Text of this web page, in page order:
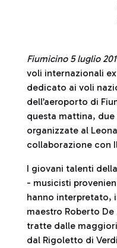
Fiumicino 5 luglio
voli internazionali
dedicato ai voli
dell’aeroporto di
questa mattina,
organizzate al
collaborazione con
I giovani talenti
- musicisti
hanno interpretato,
maestro Roberto
tratte dalle
dal Rigoletto di